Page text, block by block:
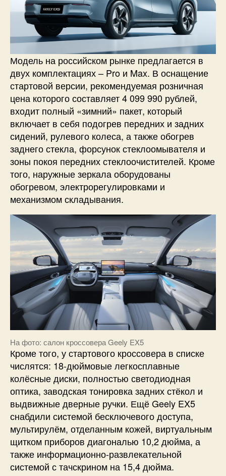
Модель на российском рынке предлагается в
двух комплектациях – Pro и Max. В оснащение
стартовой версии, рекомендуемая розничная
цена которого составляет 4 099 990 рублей,
входит полный «зимний» пакет, который
включает в себя подогрев передних и задних
сидений, рулевого колеса, а также обогрев
заднего стекла, форсунок стеклоомывателя и
зоны покоя передних стеклоочистителей. Кроме
того, наружные зеркала оборудованы
обогревом, электрорегулировками и
механизмом складывания.
На фото: салон кроссовера Geely EX5
Кроме того, у стартового кроссовера в списке
числятся: 18-дюймовые легкосплавные
колёсные диски, полностью светодиодная
оптика, заводская тонировка задних стёкол и
выдвижные дверные ручки. Ещё Geely EX5
снабдили системой бесключевого доступа,
мультирулём, отделанным кожей, виртуальным
щитком приборов диагональю 10,2 дюйма, а
также информационно-развлекательной
системой с тачскрином на 15,4 дюйма.